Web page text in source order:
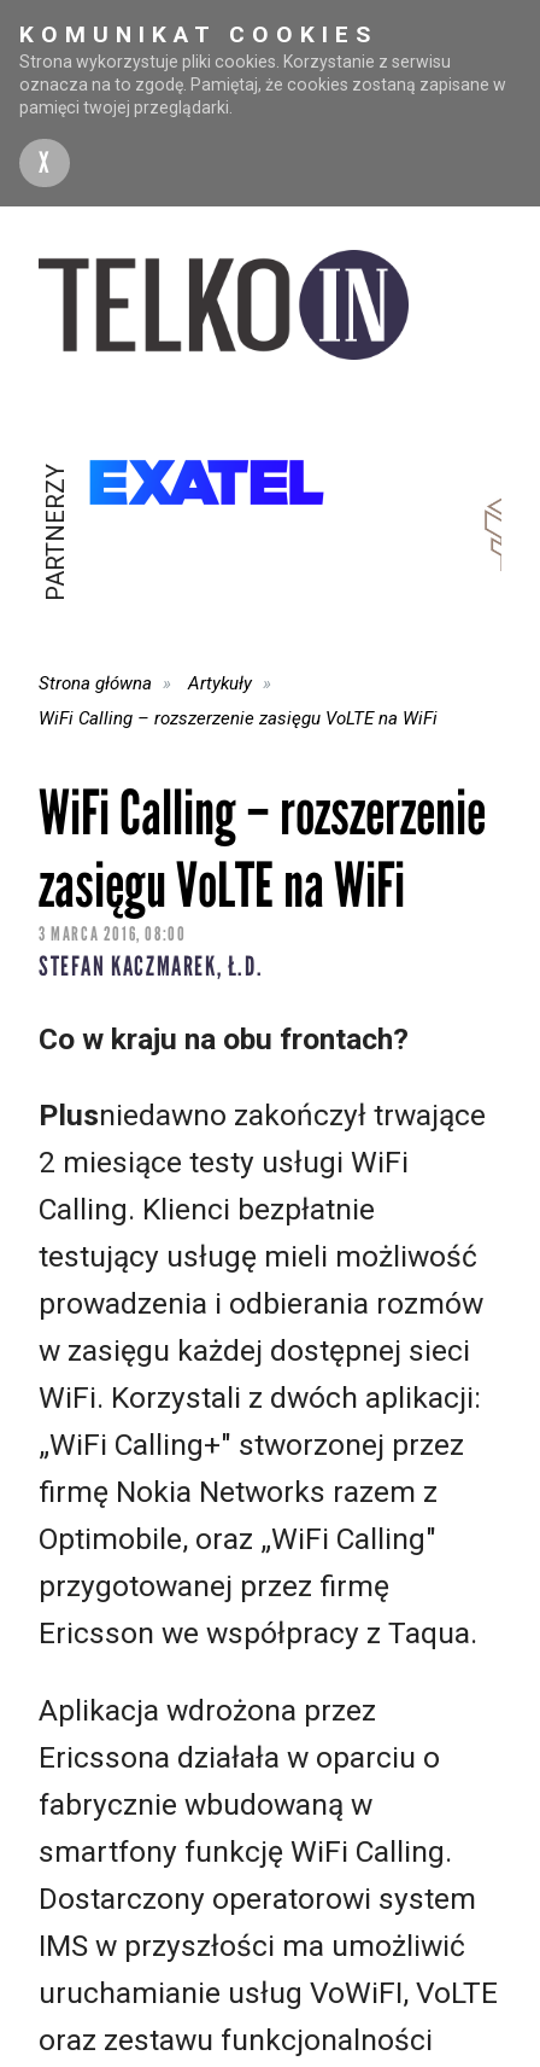
KOMUNIKAT COOKIES
Strona wykorzystuje pliki cookies. Korzystanie z serwisu
oznacza na to zgodę. Pamiętaj, że cookies zostaną zapisane w
pamięci twojej przeglądarki.
X
PARTNERZY
Strona główna
Artykuły
WiFi Calling – rozszerzenie zasięgu VoLTE na WiFi
WiFi Calling – rozszerzenie
zasięgu VoLTE na WiFi
3 MARCA 2016, 08:00
STEFAN KACZMAREK, Ł.D.
Co w kraju na obu frontach?
Plusniedawno zakończył trwające
2 miesiące testy usługi WiFi
Calling. Klienci bezpłatnie
testujący usługę mieli możliwość
prowadzenia i odbierania rozmów
w zasięgu każdej dostępnej sieci
WiFi. Korzystali z dwóch aplikacji:
„WiFi Calling+" stworzonej przez
firmę Nokia Networks razem z
Optimobile, oraz „WiFi Calling"
przygotowanej przez firmę
Ericsson we współpracy z Taqua.
Aplikacja wdrożona przez
Ericssona działała w oparciu o
fabrycznie wbudowaną w
smartfony funkcję WiFi Calling.
Dostarczony operatorowi system
IMS w przyszłości ma umożliwić
uruchamianie usług VoWiFI, VoLTE
oraz zestawu funkcjonalności